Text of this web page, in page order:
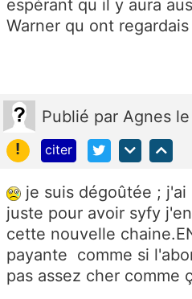
espérant qu il y aura
Warner qu ont
Publié par Agnes
!
citer
je suis dégoûtée ;
juste pour avoir syfy
cette nouvelle
payante comme si
pas assez cher comme